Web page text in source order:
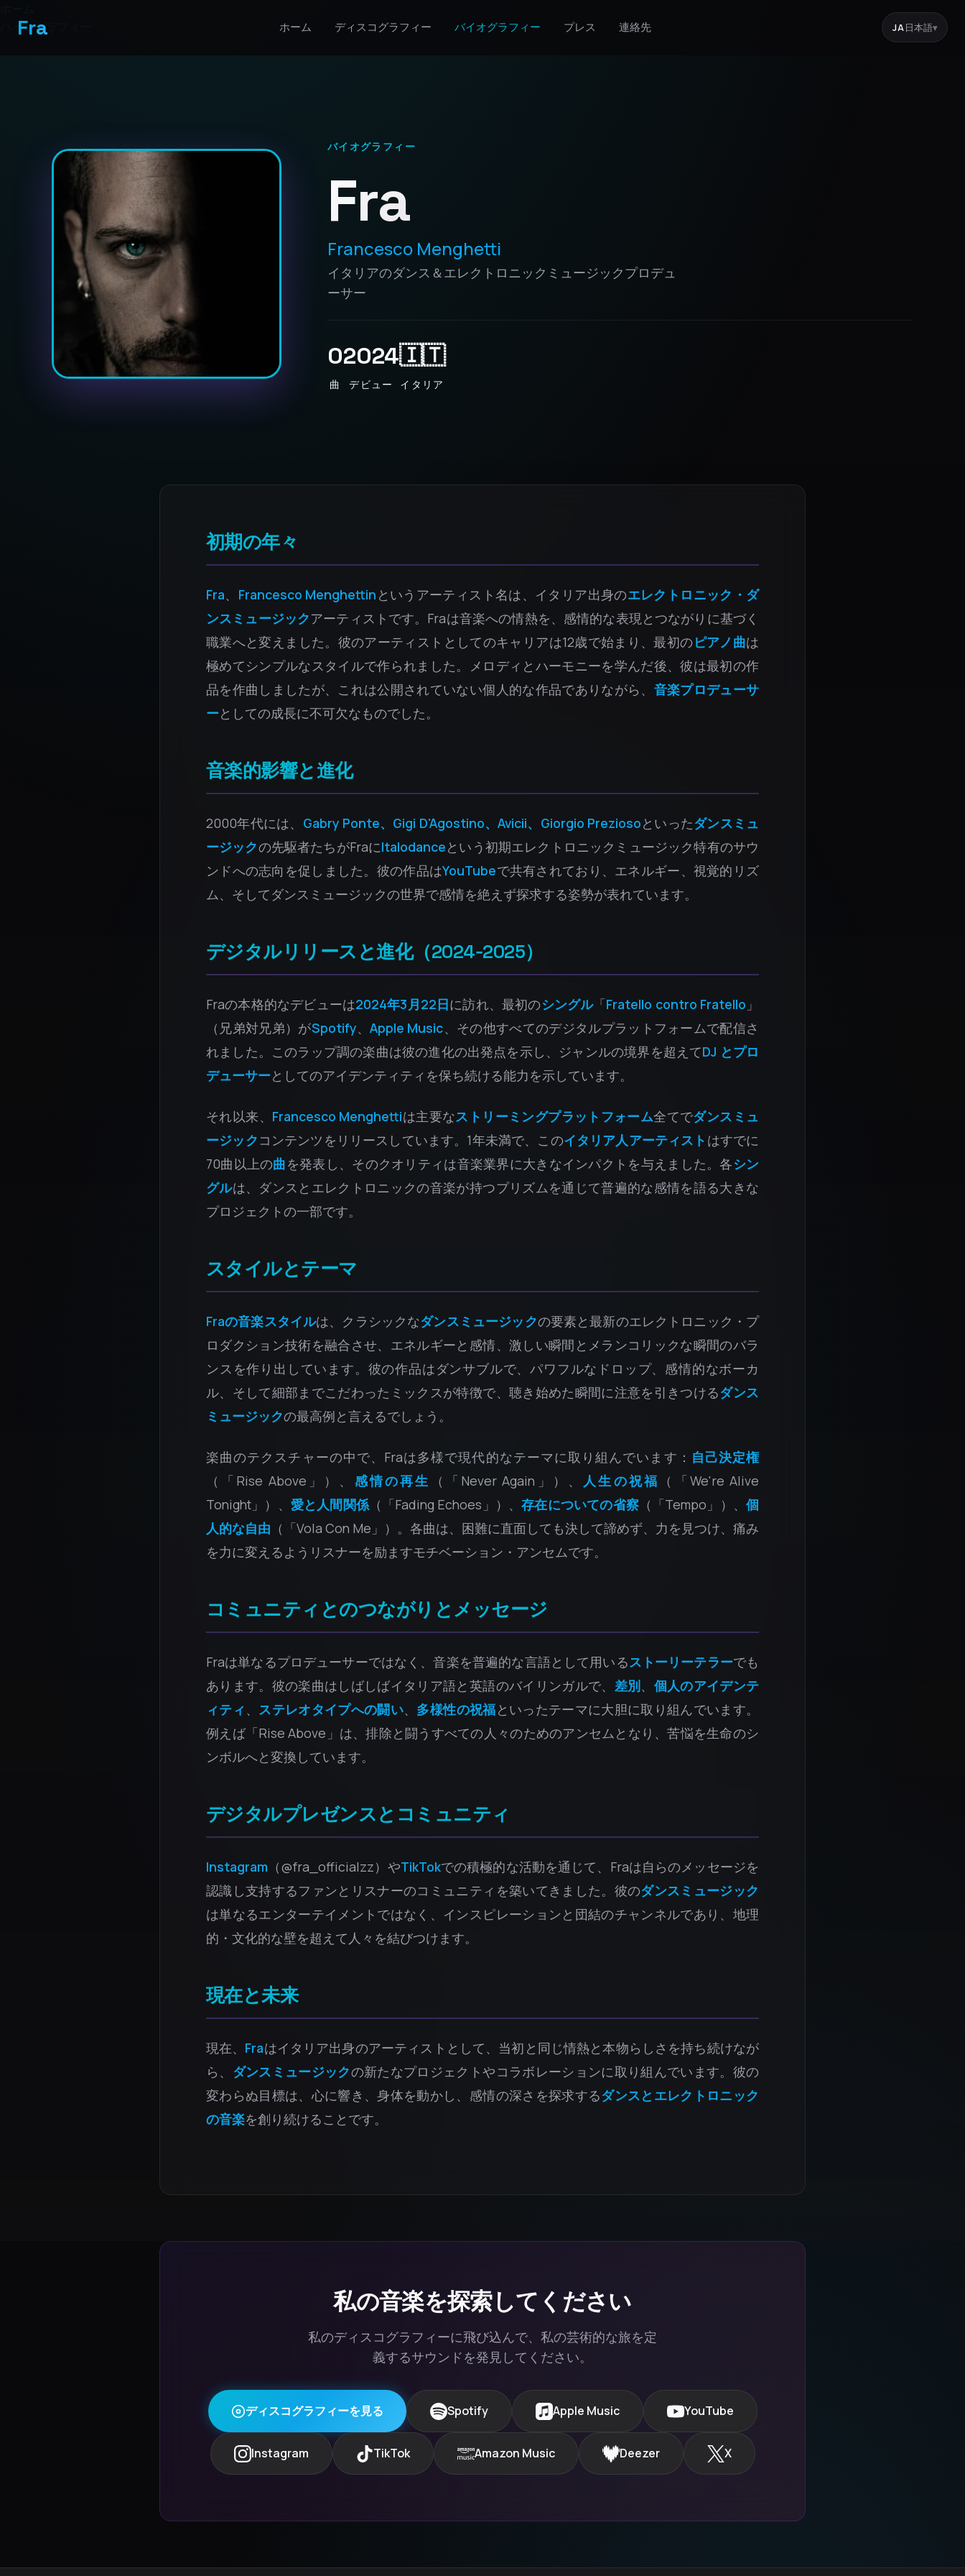
Fra ホーム ディスコグラフィー バイオグラフィー プレス 連絡先 JA 日本語▾
バイオグラフィー
バイオグラフィー
Fra
Francesco Menghetti
イタリアのダンス＆エレクトロニックミュージックプロデュ
ーサー
0
曲
2024
デビュー
🇮🇹
イタリア
初期の年々
Fra、 Francesco Menghettin というアーティスト名は、イタリア出身のエレクトロニック・ダ
ンスミュージックアーティストです。Fraは音楽への情熱を、感情的な表現とつながりに基づく
職業へと変えました。彼のアーティストとしてのキャリアは12歳で始まり、最初の ピアノ曲は
極めてシンプルなスタイルで作られました。メロディとハーモニーを学んだ後、彼は最初の作
品を作曲しましたが、これは公開されていない個人的な作品でありながら、 音楽プロデューサ
ーとしての成長に不可欠なものでした。
音楽的影響と進化
2000年代には、 Gabry Ponte、Gigi D'Agostino、Avicii、Giorgio Preziosoといったダンスミュ
ージックの先駆者たちがFraにItalodanceという初期エレクトロニックミュージック特有のサウ
ンドへの志向を促しました。彼の作品はYouTubeで共有されており、エネルギー、視覚的リズ
ム、そしてダンスミュージックの世界で感情を絶えず探求する姿勢が表れています。
デジタルリリースと進化（2024‑2025）
Fraの本格的なデビューは2024年3月22日に訪れ、最初のシングル「Fratello contro Fratello 」
（兄弟対兄弟）がSpotify、Apple Music、その他すべてのデジタルプラットフォームで配信さ
れました。このラップ調の楽曲は彼の進化の出発点を示し、ジャンルの境界を超えてDJ とプロ
デューサーとしてのアイデンティティを保ち続ける能力を示しています。
それ以来、 Francesco Menghettiは主要なストリーミングプラットフォーム全てでダンスミュ
ージックコンテンツをリリースしています。1年未満で、このイタリア人アーティスト はすでに
70曲以上の曲を発表し、そのクオリティは音楽業界に大きなインパクトを与えました。各シン
グルは、ダンスとエレクトロニックの音楽が持つプリズムを通じて普遍的な感情を語る大きな
プロジェクトの一部です。
スタイルとテーマ
Fraの音楽スタイルは、クラシックなダンスミュージックの要素と最新のエレクトロニック・プ
ロダクション技術を融合させ、エネルギーと感情、激しい瞬間とメランコリックな瞬間のバラ
ンスを作り出しています。彼の作品はダンサブルで、パワフルなドロップ、感情的なボーカ
ル、そして細部までこだわったミックスが特徴で、聴き始めた瞬間に注意を引きつけるダンス
ミュージックの最高例と言えるでしょう。
楽曲のテクスチャーの中で、Fraは多様で現代的なテーマに取り組んでいます： 自己決定権
（「Rise Above」）、 感情の再生 （「Never Again」）、 人生の祝福 （「We're Alive
Tonight」）、 愛と人間関係（「Fading Echoes」）、存在についての省察（「Tempo」）、 個
人的な自由 （「Vola Con Me」）。各曲は、困難に直面しても決して諦めず、力を見つけ、痛み
を力に変えるようリスナーを励ますモチベーション・アンセムです。
コミュニティとのつながりとメッセージ
Fraは単なるプロデューサーではなく、音楽を普遍的な言語として用いるストーリーテラーでも
あります。彼の楽曲はしばしばイタリア語と英語のバイリンガルで、 差別、 個人のアイデンテ
ィティ、 ステレオタイプへの闘い、 多様性の祝福といったテーマに大胆に取り組んでいます。
例えば「Rise Above」は、排除と闘うすべての人々のためのアンセムとなり、苦悩を生命のシ
ンボルへと変換しています。
デジタルプレゼンスとコミュニティ
Instagram （@fra_officialzz）やTikTokでの積極的な活動を通じて、Fraは自らのメッセージを
認識し支持するファンとリスナーのコミュニティを築いてきました。彼のダンスミュージック
は単なるエンターテイメントではなく、インスピレーションと団結のチャンネルであり、地理
的・文化的な壁を超えて人々を結びつけます。
現在と未来
現在、 Fraはイタリア出身のアーティストとして、当初と同じ情熱と本物らしさを持ち続けなが
ら、 ダンスミュージックの新たなプロジェクトやコラボレーションに取り組んでいます。彼の
変わらぬ目標は、心に響き、身体を動かし、感情の深さを探求するダンスとエレクトロニック
の音楽を創り続けることです。
私の音楽を探索してください
私のディスコグラフィーに飛び込んで、私の芸術的な旅を定
義するサウンドを発見してください。
ディスコグラフィーを見る Spotify Apple Music YouTube
Instagram TikTok Amazon Music Deezer X